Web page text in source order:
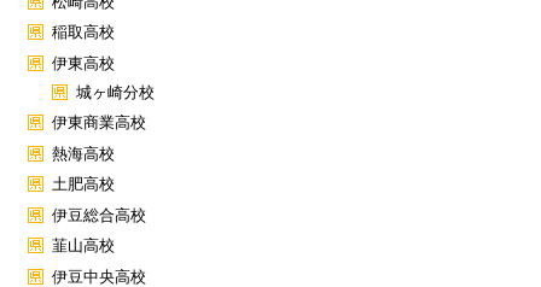
稲取高校
伊東高校
城ヶ崎分校
伊東商業高校
熱海高校
土肥高校
伊豆総合高校
韮山高校
伊豆中央高校